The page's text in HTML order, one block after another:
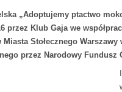
„Adoptujemy ptactwo
przez Klub Gaja we
Stołecznego
przez Narodowy